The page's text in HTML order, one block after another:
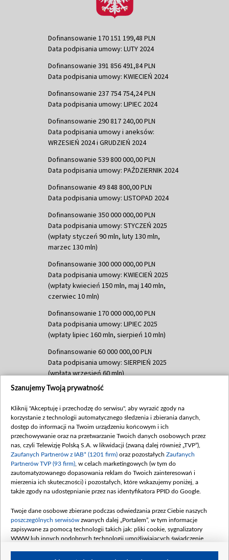
Dofinansowanie 170 151 199,48 PLN
Data podpisania umowy: LUTY 2024
Dofinansowanie 391 856 491,84 PLN
Data podpisania umowy: KWIECIEŃ 2024
Dofinansowanie 237 754 754,24 PLN
Data podpisania umowy: LIPIEC 2024
Dofinansowanie 290 817 240,00 PLN
Data podpisania umowy i aneksów:
WRZESIEŃ 2024 i GRUDZIEŃ 2024
Dofinansowanie 539 800 000,00 PLN
Data podpisania umowy: PAŹDZIERNIK 2024
Dofinansowanie 49 848 800,00 PLN
Data podpisania umowy: LISTOPAD 2024
Dofinansowanie 350 000 000,00 PLN
Data podpisania umowy: STYCZEŃ 2025
(wpłaty styczeń 90 mln, luty 130 mln,
marzec 130 mln)
Dofinansowanie 300 000 000,00 PLN
Data podpisania umowy: KWIECIEŃ 2025
(wpłaty kwiecień 150 mln, maj 140 mln,
czerwiec 10 mln)
Dofinansowanie 170 000 000,00 PLN
Data podpisania umowy: LIPIEC 2025
(wpłaty lipiec 160 mln, sierpień 10 mln)
Dofinansowanie 60 000 000,00 PLN
Data podpisania umowy: SIERPIEŃ 2025
(wpłata wrzesień 60 mln)
Dofinansowanie 635 783 051,21 PLN
(wpłata wrzesień 100 mln, październik 350
mln, listopad 265 mln)
Dofinansowanie 48 862 000,00 PLN
Data podpisania umowy: GRUDZIEŃ 2025
(wpłata grudzień 60,548 mln)
Dofinansowanie 900 000 000,00 PLN
Data podpisania umowy: LUTY 2026 (wpłata
kwiecień 180 mln, 7 maja 180 mln, 8
czerwca 90 mln)
Dofinansowanie 250 000 000,00 PLN
Szanujemy Twoją prywatność
Kliknij "Akceptuję i przechodzę do serwisu", aby wyrazić zgody na
korzystanie z technologii automatycznego śledzenia i zbierania danych,
dostęp do informacji na Twoim urządzeniu końcowym i ich
przechowywanie oraz na przetwarzanie Twoich danych osobowych przez
nas, czyli Telewizję Polską S.A. w likwidacji (zwaną dalej również „TVP”),
Zaufanych Partnerów z IAB* (1201 firm) oraz pozostałych Zaufanych
Partnerów TVP (93 firm) , w celach marketingowych (w tym do
zautomatyzowanego dopasowania reklam do Twoich zainteresowań i
mierzenia ich skuteczności) i pozostałych, które wskazujemy poniżej, a
także zgody na udostępnianie przez nas identyfikatora PPID do Google.
Twoje dane osobowe zbierane podczas odwiedzania przez Ciebie naszych
poszczególnych serwisów zwanych dalej „Portalem”, w tym informacje
zapisywane za pomocą technologii takich jak: pliki cookie, sygnalizatory
WWW lub innych podobnych technologii umożliwiających świadczenie